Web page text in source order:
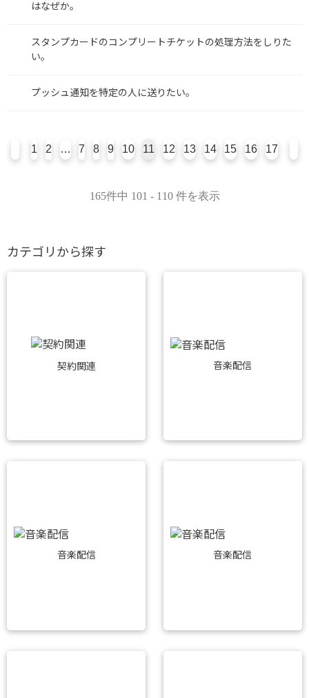
はなぜか。
スタンプカードのコンプリートチケットの処理方法をしりた
い。
プッシュ通知を特定の人に送りたい。
165件中 101 - 110 件を表示
1 2 … 7 8 9 10 11 12 13 14 15 16 17
カテゴリから探す
契約関連 音楽配信
音楽配信 音楽配信